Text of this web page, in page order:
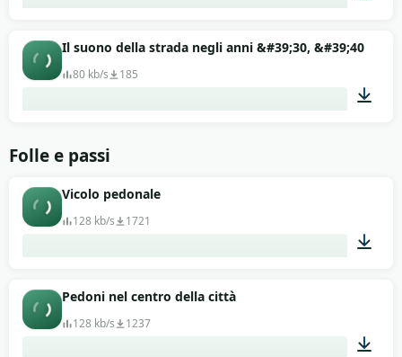
10:00
Il suono della strada negli anni &#39;30, &#39;40 o
80 kb/s 185
Folle e passi
Vicolo pedonale
128 kb/s 1721
Pedoni nel centro della città
128 kb/s 1237